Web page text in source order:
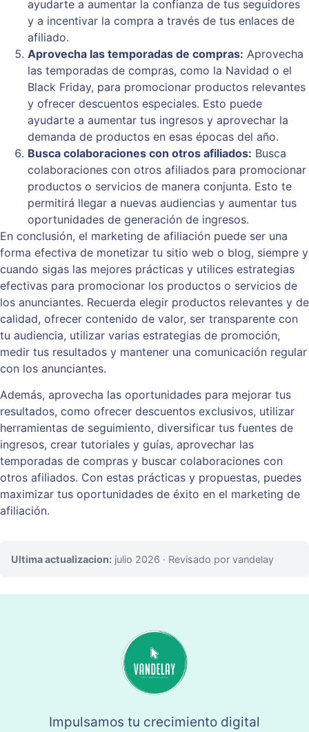
ayudarte a aumentar la confianza de tus seguidores
y a incentivar la compra a través de tus enlaces de
afiliado.
Aprovecha las temporadas de compras: Aprovecha
las temporadas de compras, como la Navidad o el
Black Friday, para promocionar productos relevantes
y ofrecer descuentos especiales. Esto puede
ayudarte a aumentar tus ingresos y aprovechar la
demanda de productos en esas épocas del año.
Busca colaboraciones con otros afiliados: Busca
colaboraciones con otros afiliados para promocionar
productos o servicios de manera conjunta. Esto te
permitirá llegar a nuevas audiencias y aumentar tus
oportunidades de generación de ingresos.
En conclusión, el marketing de afiliación puede ser una
forma efectiva de monetizar tu sitio web o blog, siempre y
cuando sigas las mejores prácticas y utilices estrategias
efectivas para promocionar los productos o servicios de
los anunciantes. Recuerda elegir productos relevantes y de
calidad, ofrecer contenido de valor, ser transparente con
tu audiencia, utilizar varias estrategias de promoción,
medir tus resultados y mantener una comunicación regular
con los anunciantes.
Además, aprovecha las oportunidades para mejorar tus
resultados, como ofrecer descuentos exclusivos, utilizar
herramientas de seguimiento, diversificar tus fuentes de
ingresos, crear tutoriales y guías, aprovechar las
temporadas de compras y buscar colaboraciones con
otros afiliados. Con estas prácticas y propuestas, puedes
maximizar tus oportunidades de éxito en el marketing de
afiliación.
Ultima actualizacion: julio 2026 · Revisado por vandelay
Impulsamos tu crecimiento digital